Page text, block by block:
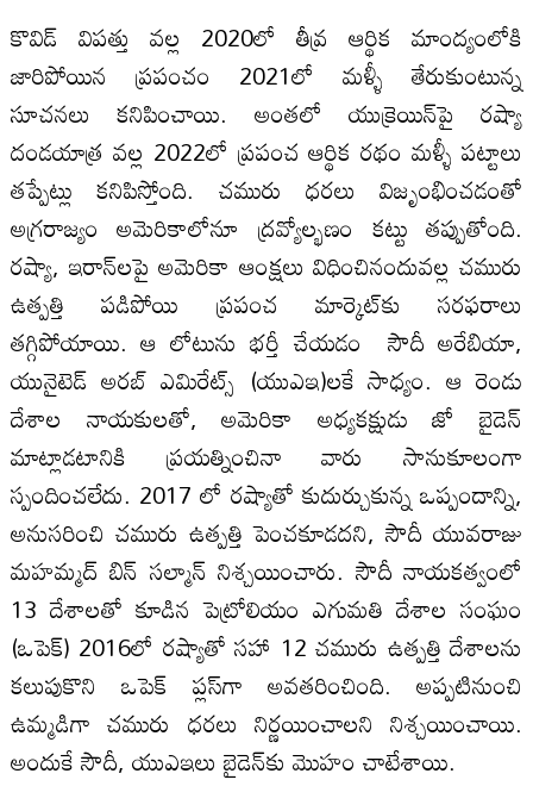
కొవిడ్‌ విపత్తు వల్ల 2020లో తీవ్ర ఆర్థిక మాంద్యంలోకి
జారిపోయిన ప్రపంచం 2021లో మళ్ళీ తేరుకుంటున్న
సూచనలు కనిపించాయి. అంతలో యుక్రెయిన్‌పై రష్యా
దండయాత్ర వల్ల 2022లో ప్రపంచ ఆర్థిక రథం మళ్ళీ పట్టాలు
తప్పేట్లు కనిపిస్తోంది. చమురు ధరలు విజృంభించడంతో
అగ్రరాజ్యం అమెరికాలోనూ ద్రవ్యోల్భణం కట్టు తప్పుతోంది.
రష్యా, ఇరాన్‌లపై అమెరికా ఆంక్షలు విధించినందువల్ల చమురు
ఉత్పత్తి పడిపోయి ప్రపంచ మార్కెట్‌కు సరఫరాలు
తగ్గిపోయాయి. ఆ లోటును భర్తీ చేయడం సౌదీ అరేబియా,
యునైటెడ్‌ అరబ్‌ ఎమిరేట్స్‌ (యుఎఇ)లకే సాధ్యం. ఆ రెండు
దేశాల నాయకులతో, అమెరికా అధ్యకక్షుడు జో బైడెన్‌
మాట్లాడటానికి ప్రయత్నించినా వారు సానుకూలంగా
స్పందించలేదు. 2017 లో రష్యాతో కుదుర్చుకున్న ఒప్పందాన్ని,
అనుసరించి చమురు ఉత్పత్తి పెంచకూడదని, సౌదీ యువరాజు
మహమ్మద్‌ బిన్‌ సల్మాన్‌ నిశ్చయించారు. సౌదీ నాయకత్వంలో
13 దేశాలతో కూడిన పెట్రోలియం ఎగుమతి దేశాల సంఘం
(ఒపెక్‌) 2016లో రష్యాతో సహా 12 చమురు ఉత్పత్తి దేశాలను
కలుపుకొని ఒపెక్‌ ప్లస్‌గా అవతరించింది. అప్పటినుంచి
ఉమ్మడిగా చమురు ధరలు నిర్ణయించాలని నిశ్చయించాయి.
అందుకే సౌదీ, యుఎఇలు బైడెన్‌కు మొహం చాటేశాయి.